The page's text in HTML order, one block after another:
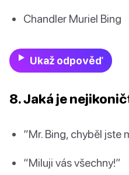
Chandler Muriel Bing
Ukaž odpověď
8. Jaká je
“Mr. Bing, chyběl jste
“Miluji vás všechny!”